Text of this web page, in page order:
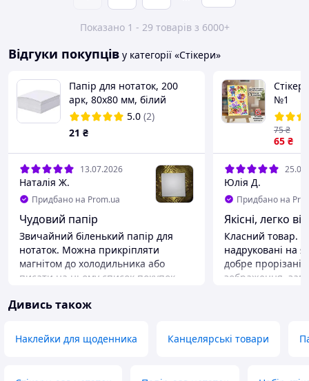
Показано 1 - 29 товарів з 6000+
Відгуки покупців у категорії «Стікери»
Папір для нотаток, 200
арк, 80х80 мм, білий
5.0 (2)
21 ₴
13.07.2026
Наталія Ж.
Придбано на Prom.ua
Чудовий папір
Звичайний біленький папір для
нотаток. Можна прикріпляти
магнітом до холодильника або
писати на ньому список покупок
Переваги
Недоліки
№1
65 ₴
75₴
Юлія Д.
Придбано на
Якісні, легко
Класний товар.
надруковані на
добре прорізані
зображення,
дещо менший
Дивись також
Наклейки для щоденника Канцелярські товари